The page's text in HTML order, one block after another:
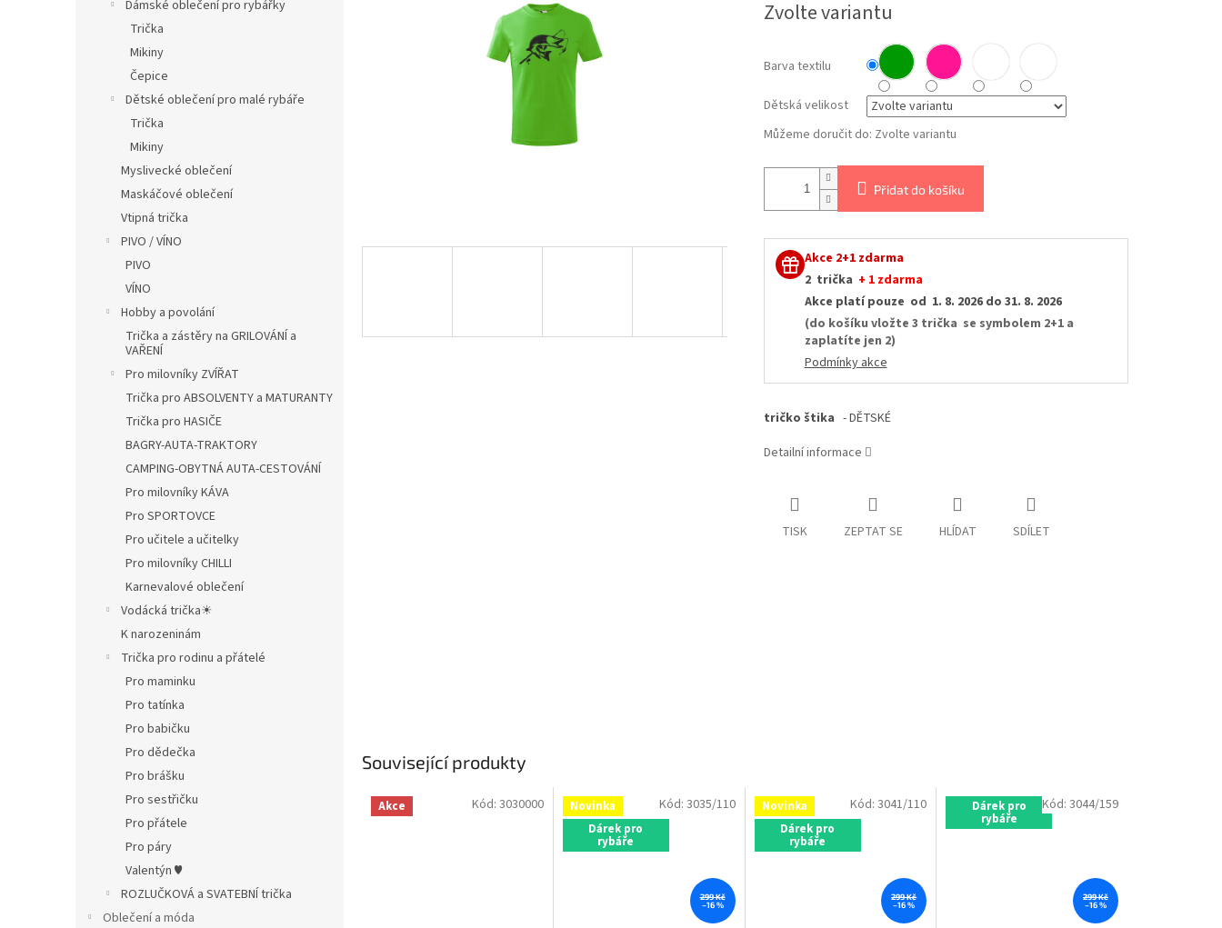
Dámské oblečení pro rybářky
Trička
Mikiny
Čepice
Dětské oblečení pro malé rybáře
Trička
Mikiny
Myslivecké oblečení
Maskáčové oblečení
Vtipná trička
PIVO / VÍNO
PIVO
VÍNO
Hobby a povolání
Trička a zástěry na GRILOVÁNÍ a
VAŘENÍ
Pro milovníky ZVÍŘAT
Trička pro ABSOLVENTY a MATURANTY
Trička pro HASIČE
BAGRY-AUTA-TRAKTORY
CAMPING-OBYTNÁ AUTA-CESTOVÁNÍ
Pro milovníky KÁVA
Pro SPORTOVCE
Pro učitele a učitelky
Pro milovníky CHILLI
Karnevalové oblečení
Vodácká trička☀
K narozeninám
Trička pro rodinu a přátelé
Pro maminku
Pro tatínka
Pro babičku
Pro dědečka
Pro brášku
Pro sestřičku
Pro přátele
Pro páry
Valentýn ♥
ROZLUČKOVÁ a SVATEBNÍ trička
Oblečení a móda
cena:
Zvolte variantu
Barva textilu
Dětská velikost
Můžeme doručit do: Zvolte variantu
Přidat do košíku
Akce 2+1 zdarma
2 trička + 1 zdarma
Akce platí pouze od 1. 8. 2026 do 31. 8. 2026
(do košíku vložte 3 trička se symbolem 2+1 a
zaplatíte jen 2)
Podmínky akce
tričko štika - DĚTSKÉ
Detailní informace
TISK ZEPTAT SE HLÍDAT SDÍLET
Související produkty
Akce Kód: 3030000
Novinka
Dárek pro
rybáře
299 Kč
–16 %
Kód: 3035/110
Novinka
Dárek pro
rybáře
299 Kč
–16 %
Kód:3041/110 Dárek pro
rybáře
299 Kč
–16 %
Kód: 3044/159